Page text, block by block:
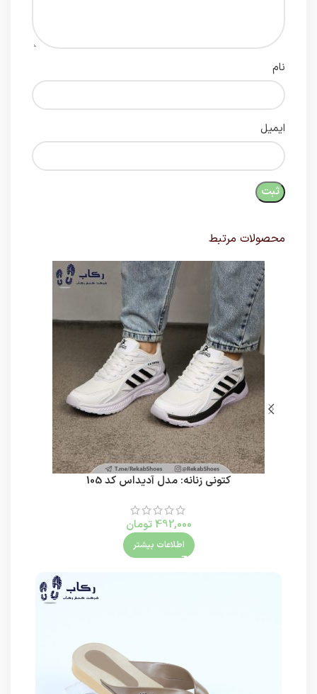
نام
ایمیل
محصولات مرتبط
کتونی زنانه: مدل آدیداس کد 105
492,000 تومان
اطلاعات بیشتر